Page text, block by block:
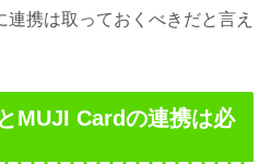
携は取っておくべきだと言え
MUJI Cardの連携は必